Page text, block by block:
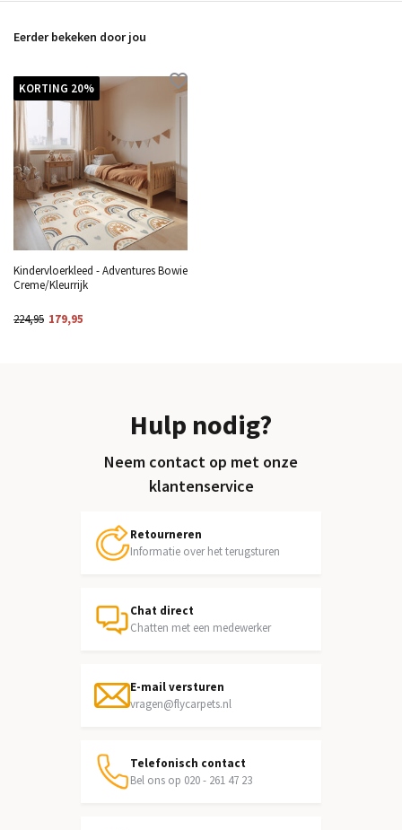
Eerder bekeken door jou
KORTING 20%
Kindervloerkleed - Adventures Bowie
Creme/Kleurrijk
224,95 179,95
Hulp nodig?
Neem contact op met onze
klantenservice
Retourneren
Informatie over het terugsturen
Chat direct
Chatten met een medewerker
E-mail versturen
vragen@flycarpets.nl
Telefonisch contact
Bel ons op 020 - 261 47 23